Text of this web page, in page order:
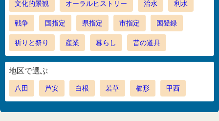
文化的景観 オーラルヒストリー 治水 利水
戦争 国指定 県指定 市指定 国登録
祈りと祭り 産業 暮らし 昔の道具
地区で選ぶ
八田 芦安 白根 若草 櫛形 甲西